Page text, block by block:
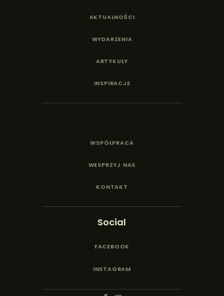
AKTUALNOŚCI
WYDARZENIA
ARTYKUŁY
INSPIRACJE
WSPÓŁPRACA
WESPRZYJ NAS
KONTAKT
Social
FACEBOOK
INSTAGRAM